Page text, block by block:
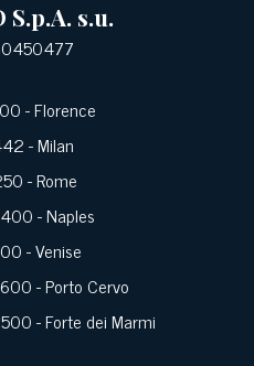
S.p.A. s.u.
- Florence
- Milan
- Rome
- Naples
- Venise
- Porto Cervo
- Forte dei Marmi